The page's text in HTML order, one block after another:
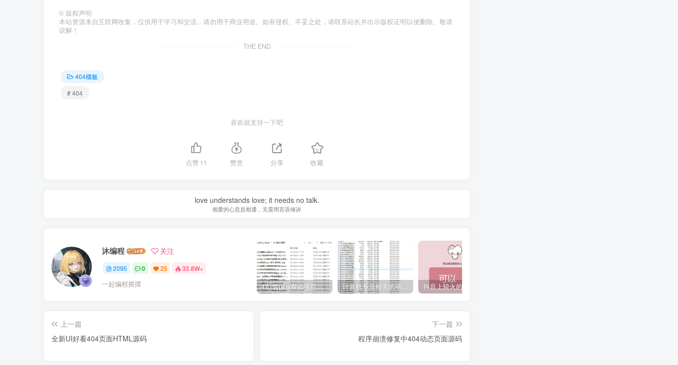
© 版权声明
本站资源来自互联网收集，仅供用于学习和交流，请勿用于商业用途。如有侵权、不妥之处，请联系站长并出示版权证明以便删除。敬请
谅解！
THE END
404模板
# 404
喜欢就支持一下吧
点赞11 赞赏 分享 收藏
love understands love; it needs no talk.
相爱的心息息相通，无需用言语倾诉
沐编程 关注
2095 0 25 33.8W+
一起编程摇摆 161套javaWeb项目源码免费分享 计算机专业相关的毕业设计论文合集免费下载
上一篇
全新UI好看404页面HTML源码
下一篇
程序崩溃修复中404动态页面源码